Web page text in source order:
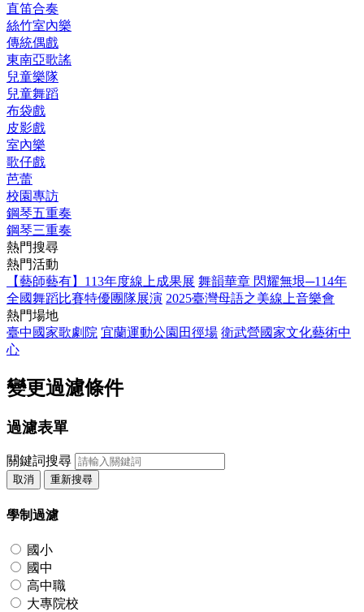
直笛合奏
絲竹室內樂
傳統偶戲
東南亞歌謠
兒童樂隊
兒童舞蹈
布袋戲
皮影戲
室內樂
歌仔戲
芭蕾
校園專訪
鋼琴五重奏
鋼琴三重奏
熱門搜尋
熱門活動
【藝師藝有】113年度線上成果展 舞韻華章 閃耀無垠─114年
全國舞蹈比賽特優團隊展演 2025臺灣母語之美線上音樂會
熱門場地
臺中國家歌劇院 宜蘭運動公園田徑場 衛武營國家文化藝術中
心
變更過濾條件
過濾表單
關鍵詞搜尋
取消 重新搜尋
學制過濾
國小
國中
高中職
大專院校